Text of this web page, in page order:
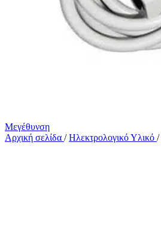
Μεγέθυνση
Αρχική σελίδα / Ηλεκτρολογικό Υλικό /